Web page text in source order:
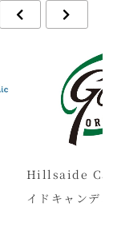
Hillsaide
イドキャンディ